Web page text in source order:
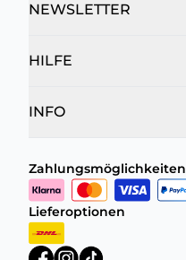
NEWSLETTER
HILFE
INFO
Zahlungsmöglichkeiten
Lieferoptionen